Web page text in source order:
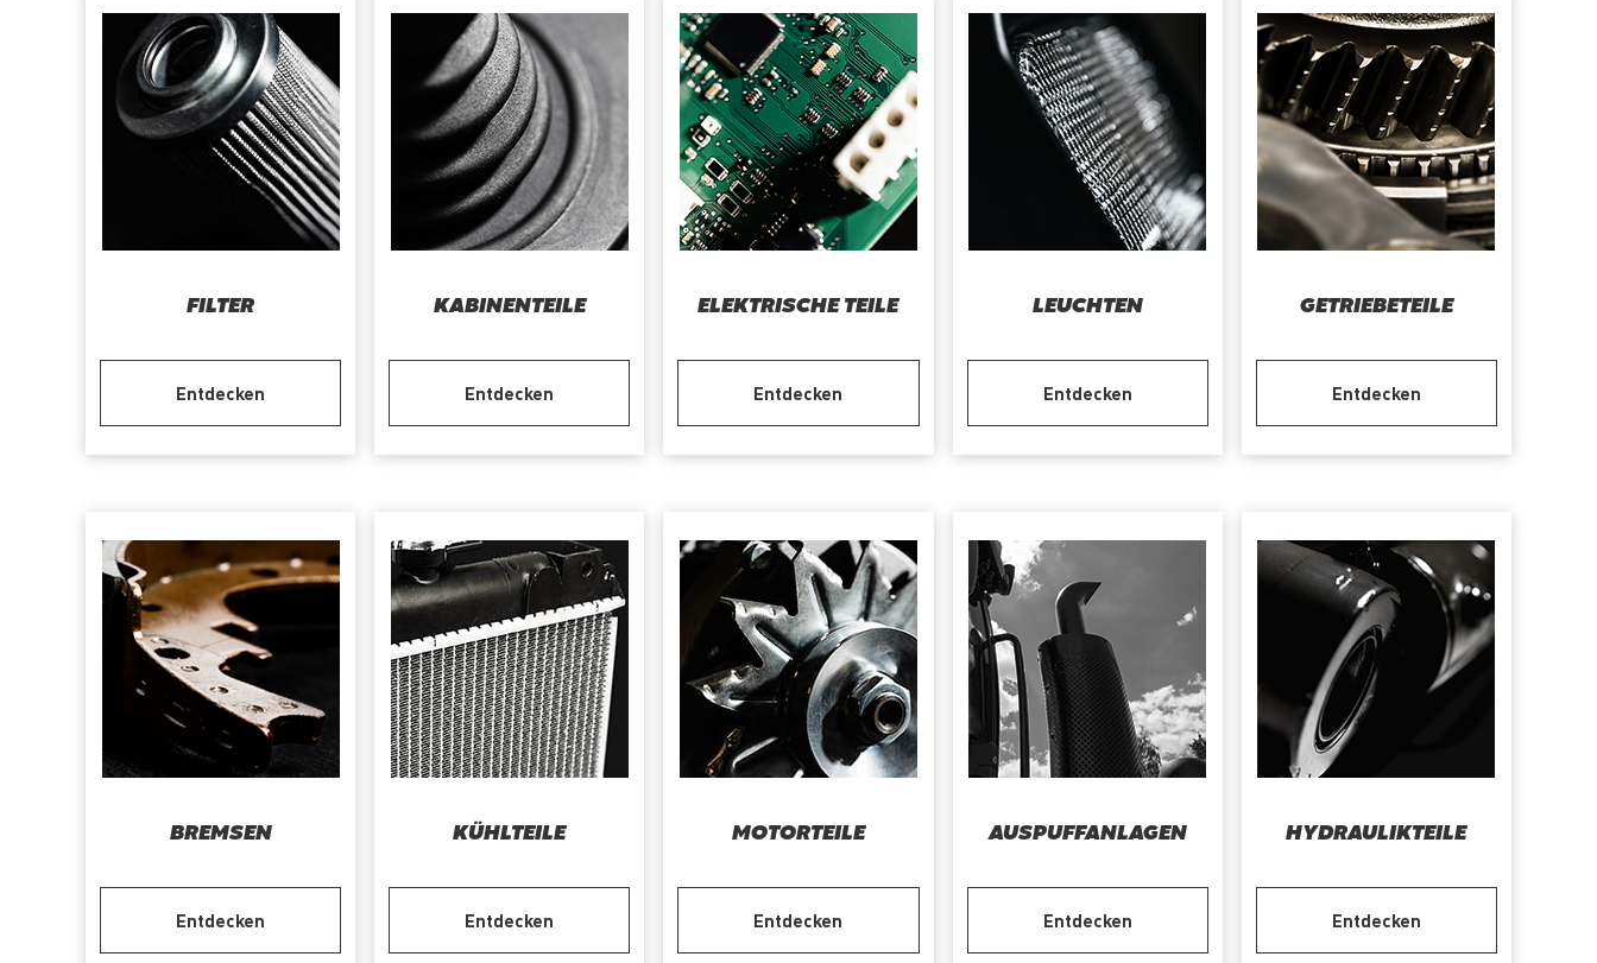
FILTER
Entdecken
KABINENTEILE
Entdecken
ELEKTRISCHE TEILE
Entdecken
LEUCHTEN
Entdecken
GETRIEBETEILE
Entdecken
BREMSEN
Entdecken
KÜHLTEILE
Entdecken
MOTORTEILE
Entdecken
AUSPUFFANLAGEN
Entdecken
HYDRAULIKTEILE
Entdecken